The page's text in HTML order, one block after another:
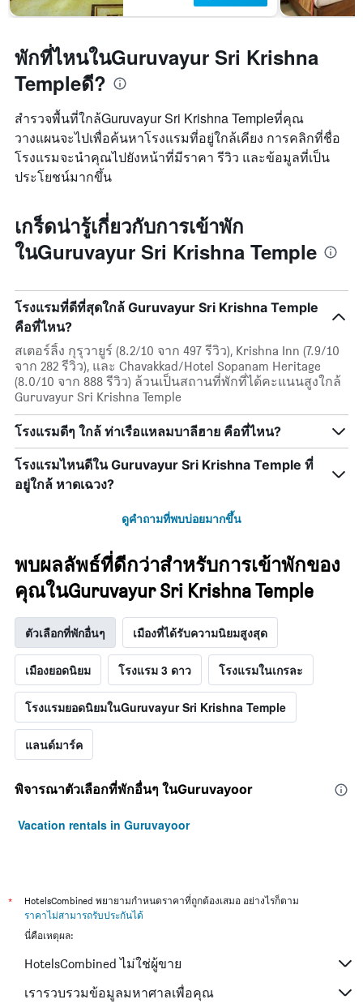
พักที่ไหนในGuruvayur Sri Krishna
Templeดี?
สำรวจพื้นที่ใกล้Guruvayur Sri Krishna Templeที่คุณ
วางแผนจะไปเพื่อค้นหาโรงแรมที่อยู่ใกล้เคียง การคลิกที่ชื่อ
โรงแรมจะนำคุณไปยังหน้าที่มีราคา รีวิว และข้อมูลที่เป็น
ประโยชน์มากขึ้น
เกร็ดน่ารู้เกี่ยวกับการเข้าพัก
ในGuruvayur Sri Krishna Temple
โรงแรมที่ดีที่สุดใกล้ Guruvayur Sri Krishna Temple
คือที่ไหน?
สเตอร์ลิ้ง กุรุวายูร์ (8.2/10 จาก 497 รีวิว), Krishna Inn (7.9/10
จาก 282 รีวิว), และ Chavakkad/Hotel Sopanam Heritage
(8.0/10 จาก 888 รีวิว) ล้วนเป็นสถานที่พักที่ได้คะแนนสูงใกล้
Guruvayur Sri Krishna Temple
โรงแรมดีๆ ใกล้ ท่าเรือแหลมบาลีฮาย คือที่ไหน?
โรงแรมไหนดีใน Guruvayur Sri Krishna Temple ที่
อยู่ใกล้ หาดเฉวง?
ดูคำถามที่พบบ่อยมากขึ้น
พบผลลัพธ์ที่ดีกว่าสำหรับการเข้าพักของ
คุณในGuruvayur Sri Krishna Temple
ตัวเลือกที่พักอื่นๆ เมืองที่ได้รับความนิยมสูงสุด
เมืองยอดนิยม โรงแรม 3 ดาว โรงแรมในเกรละ
โรงแรมยอดนิยมในGuruvayur Sri Krishna Temple
แลนด์มาร์ค
พิจารณาตัวเลือกที่พักอื่นๆ ในGuruvayoor
Vacation rentals in Guruvayoor
*
HotelsCombined พยายามกำหนดราคาที่ถูกต้องเสมอ อย่างไรก็ตาม
ราคาไม่สามารถรับประกันได้
นี่คือเหตุผล:
HotelsCombined ไม่ใช่ผู้ขาย
เรารวบรวมข้อมูลมหาศาลเพื่อคุณ